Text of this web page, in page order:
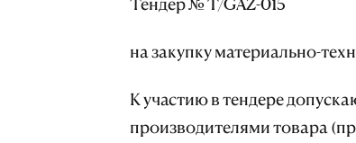
на закупку материально-
К участию в тендере
производителями товара